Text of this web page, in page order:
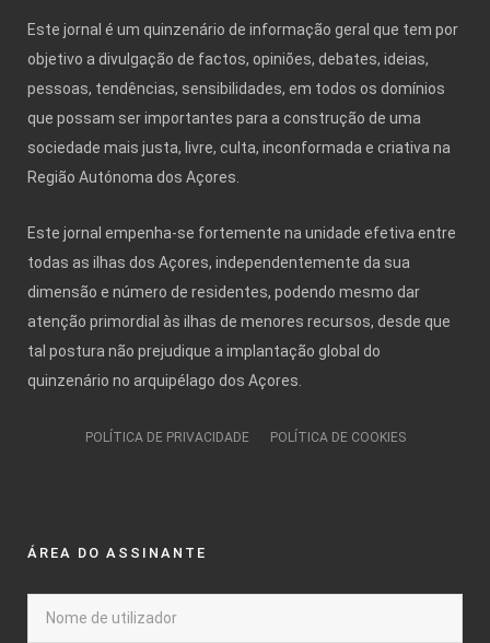
Este jornal é um quinzenário de informação geral que tem por
objetivo a divulgação de factos, opiniões, debates, ideias,
pessoas, tendências, sensibilidades, em todos os domínios
que possam ser importantes para a construção de uma
sociedade mais justa, livre, culta, inconformada e criativa na
Região Autónoma dos Açores.
Este jornal empenha-se fortemente na unidade efetiva entre
todas as ilhas dos Açores, independentemente da sua
dimensão e número de residentes, podendo mesmo dar
atenção primordial às ilhas de menores recursos, desde que
tal postura não prejudique a implantação global do
quinzenário no arquipélago dos Açores.
POLÍTICA DE PRIVACIDADE POLÍTICA DE COOKIES
ÁREA DO ASSINANTE